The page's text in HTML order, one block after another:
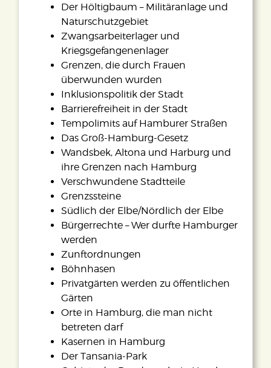
Der Höltigbaum – Militäranlage und
Naturschutzgebiet
Zwangsarbeiterlager und
Kriegsgefangenenlager
Grenzen, die durch Frauen
überwunden wurden
Inklusionspolitik der Stadt
Barrierefreiheit in der Stadt
Tempolimits auf Hamburer Straßen
Das Groß-Hamburg-Gesetz
Wandsbek, Altona und Harburg und
ihre Grenzen nach Hamburg
Verschwundene Stadtteile
Grenzssteine
Südlich der Elbe/Nördlich der Elbe
Bürgerrechte – Wer durfte Hamburger
werden
Zunftordnungen
Böhnhasen
Privatgärten werden zu öffentlichen
Gärten
Orte in Hamburg, die man nicht
betreten darf
Kasernen in Hamburg
Der Tansania-Park